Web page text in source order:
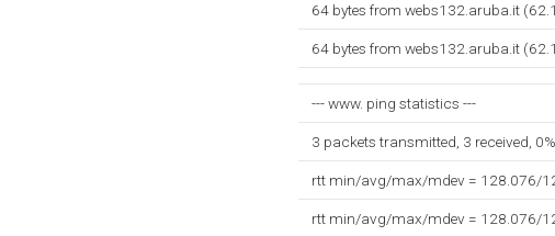
64 bytes from webs132.aruba.it
64 bytes from webs132.aruba.it
--- www. ping statistics ---
3 packets transmitted, 3 received,
rtt min/avg/max/mdev = 128.076/
rtt min/avg/max/mdev = 128.076/